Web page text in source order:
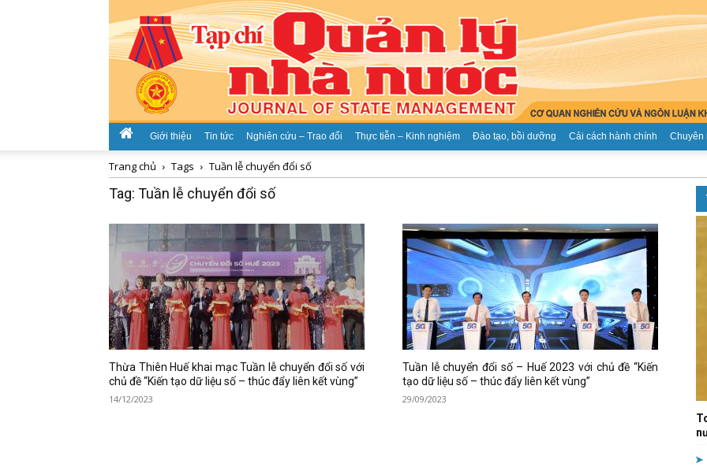
chí
Quản
Giới thiệu Tin tức Nghiên cứu – Trao đổi Thực tiễn – Kinh nghiệm Đào tạo, bồi dưỡng Cải cách hành chính Chuyên
Trang chủ Tags Tuần lễ chuyển đổi số
Tag: Tuần lễ chuyển đổi số
Thừa Thiên Huế khai mạc Tuần lễ chuyển đổi số với
chủ đề “Kiến tạo dữ liệu số – thúc đẩy liên kết vùng”
14/12/2023
Tuần lễ chuyển đổi số – Huế 2023 với chủ đề “Kiến
tạo dữ liệu số – thúc đẩy liên kết vùng”
29/09/2023